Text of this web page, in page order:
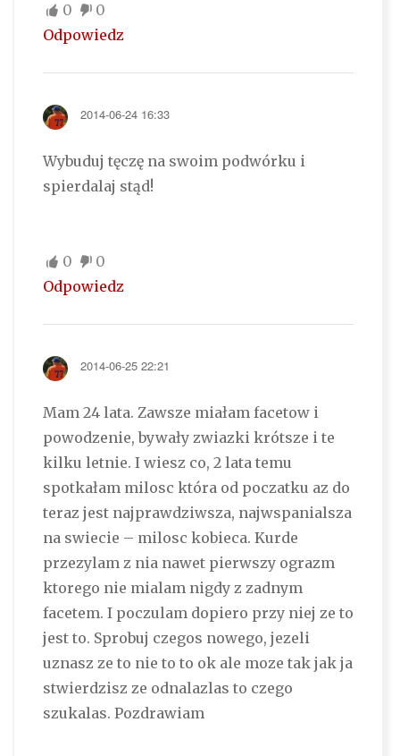
0
0
Odpowiedz
2014-06-24 16:33
Wybuduj tęczę na swoim podwórku i
spierdalaj stąd!
0
0
Odpowiedz
2014-06-25 22:21
Mam 24 lata. Zawsze miałam facetow i
powodzenie, bywały zwiazki krótsze i te
kilku letnie. I wiesz co, 2 lata temu
spotkałam milosc która od poczatku az do
teraz jest najprawdziwsza, najwspanialsza
na swiecie – milosc kobieca. Kurde
przezylam z nia nawet pierwszy ograzm
ktorego nie mialam nigdy z zadnym
facetem. I poczulam dopiero przy niej ze to
jest to. Sprobuj czegos nowego, jezeli
uznasz ze to nie to to ok ale moze tak jak ja
stwierdzisz ze odnalazlas to czego
szukalas. Pozdrawiam